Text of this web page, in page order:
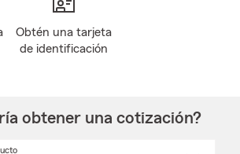
Obtén una tarjeta
de identificación
obtener una cotización?